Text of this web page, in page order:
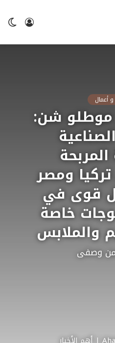
تسجيل
أعمال
موطلو شن:
المربحة
تركيا ومصر
قوى في
خاصة
والملابس
وصفى